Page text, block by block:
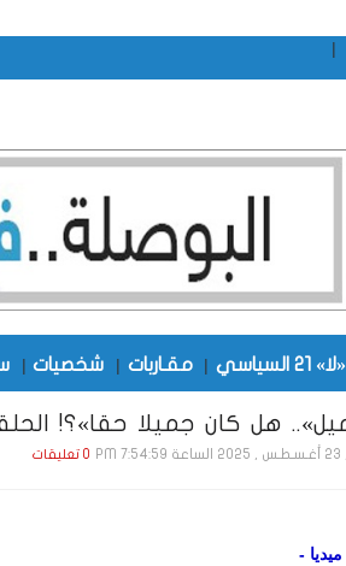
|
«لا» 21 السياسي | مقـاربات | شخصيات |
هل كان جميلا حقا»؟!
0 تعليقات
-